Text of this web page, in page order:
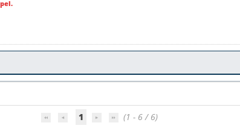
1 (1 - 6 / 6)